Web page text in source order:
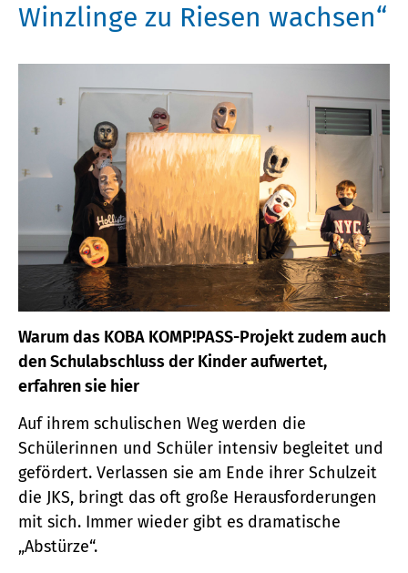
Winzlinge zu Riesen wachsen“
Warum das KOBA KOMP!PASS-Projekt zudem auch
den Schulabschluss der Kinder aufwertet,
erfahren sie hier
Auf ihrem schulischen Weg werden die
Schülerinnen und Schüler intensiv begleitet und
gefördert. Verlassen sie am Ende ihrer Schulzeit
die JKS, bringt das oft große Herausforderungen
mit sich. Immer wieder gibt es dramatische
„Abstürze“.